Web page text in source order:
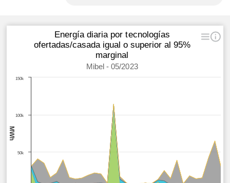
MWh
Energía diaria por tecnologías
ofertadas/casada igual o superior al 95%
marginal
Mibel - 05/2023
50k
100k
150k